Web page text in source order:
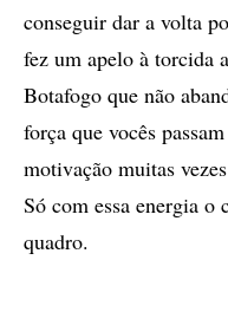
conseguir dar a volta
fez um apelo à torcida
Botafogo que não
força que vocês
motivação muitas
Só com essa energia o
quadro.